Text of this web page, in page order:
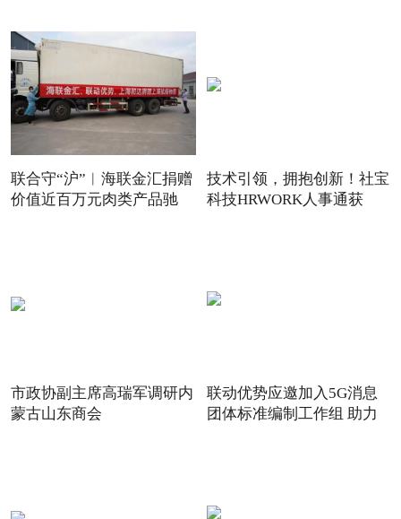
联合守“沪”︱海联金汇捐赠
价值近百万元肉类产品驰
技术引领，拥抱创新！社宝
科技HRWORK人事通获
市政协副主席高瑞军调研内
蒙古山东商会
联动优势应邀加入5G消息
团体标准编制工作组 助力